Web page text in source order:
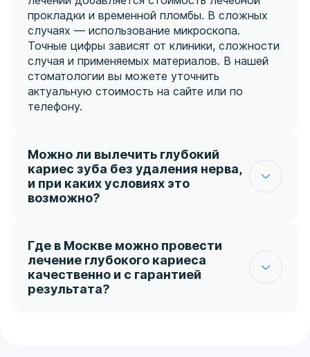
прокладки и временной пломбы. В сложных
случаях — использование микроскопа.
Точные цифры зависят от клиники, сложности
случая и применяемых материалов. В нашей
стоматологии вы можете уточнить
актуальную стоимость на сайте или по
телефону.
Можно ли вылечить глубокий
кариес зуба без удаления нерва,
и при каких условиях это
возможно?
еще не воспалена. Это устанавливается на
этапе диагностики с помощью рентгена и
электроодонтометрии. Если нерв живой и
реагирует нормально, стоматолог проводит
Где в Москве можно провести
лечение глубокого кариеса
качественно и с гарантией
результата?